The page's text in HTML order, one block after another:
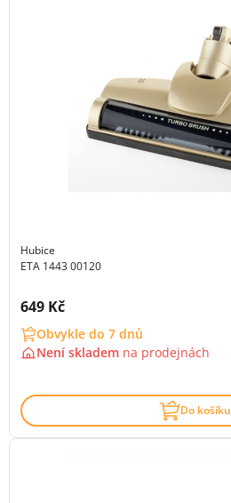
Hubice
ETA 1443 00120
Cena s DPH:
649 Kč
Obvykle do 7 dnů
Není skladem na prodejnách
Do košíku